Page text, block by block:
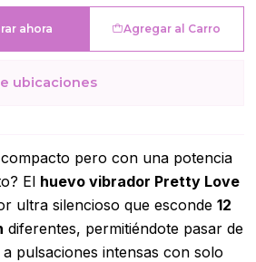
Agregar al Carro
ahora
ubicaciones
pero con una potencia
El huevo vibrador Pretty Love
ultra silencioso que esconde 12
diferentes, permitiéndote pasar de
pulsaciones intensas con solo